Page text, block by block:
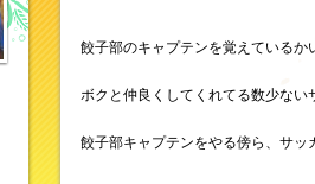
餃子部のキャプテンを覚えているか
ボクと仲良くしてくれてる数少ない
餃子部キャプテンをやる傍ら、サッ